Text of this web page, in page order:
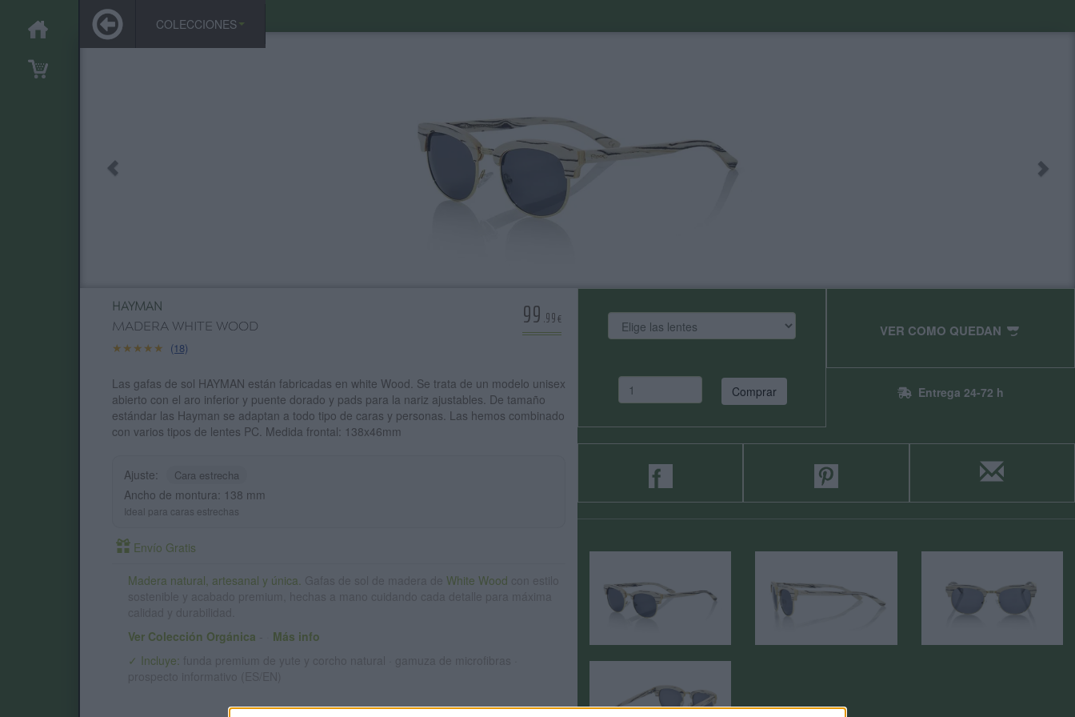
COLECCIONES
HAYMAN
MADERA WHITE WOOD
★★★★★
★★★★★ (18)
99 .99€
Las gafas de sol HAYMAN están fabricadas en white Wood. Se trata de un modelo unisex
abierto con el aro inferior y puente dorado y pads para la nariz ajustables. De tamaño
estándar las Hayman se adaptan a todo tipo de caras y personas. Las hemos combinado
con varios tipos de lentes PC. Medida frontal: 138x46mm
Ajuste: Cara estrecha
Ancho de montura: 138 mm
Ideal para caras estrechas
Envío Gratis
Madera natural, artesanal y única. White Wood
Ver Colección Orgánica
Más info
✓ Incluye:
Comprar
VER COMO QUEDAN
Entrega 24-72 h